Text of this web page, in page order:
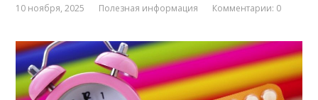
10 ноября, 2025 Полезная информация Комментарии: 0